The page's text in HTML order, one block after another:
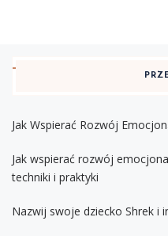
Jak Wspierać Rozwój
Jak wspierać rozwój
techniki i praktyki
Nazwij swoje dziecko Shrek i